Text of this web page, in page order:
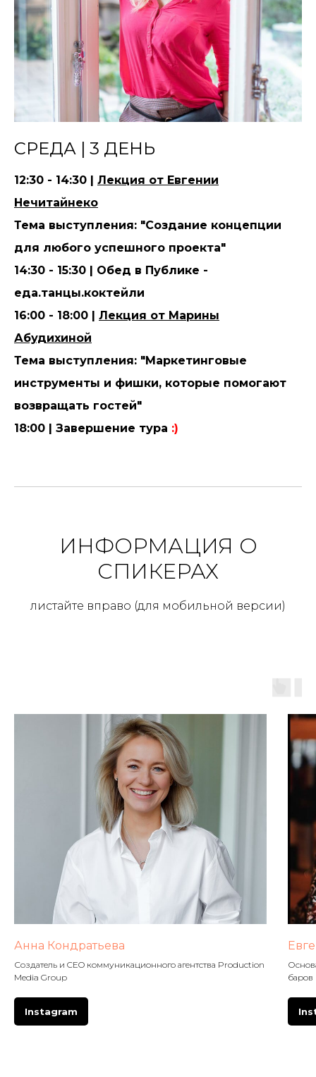
СРЕДА | 3 ДЕНЬ
12:30 - 14:30 | Лекция от Евгении
Нечитайнеко
Тема выступления: "Создание концепции
для любого успешного проекта"
14:30 - 15:30 | Обед в Публике -
еда.танцы.коктейли
16:00 - 18:00 | Лекция от Марины
Абудихиной
Тема выступления: "Маркетинговые
инструменты и фишки, которые помогают
возвращать гостей"
18:00 | Завершение тура :)
ИНФОРМАЦИЯ О
СПИКЕРАХ
листайте вправо (для мобильной версии)
Анна Кондратьева
Создатель и CEO коммуникационного агентства Production
Media Group
Instagram
баров